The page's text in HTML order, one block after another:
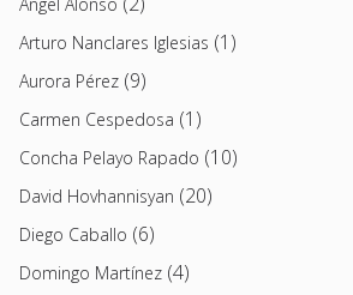
Arturo Nanclares Iglesias (1)
Aurora Pérez (9)
Carmen Cespedosa (1)
Concha Pelayo Rapado (10)
David Hovhannisyan (20)
Diego Caballo (6)
Domingo Martínez (4)